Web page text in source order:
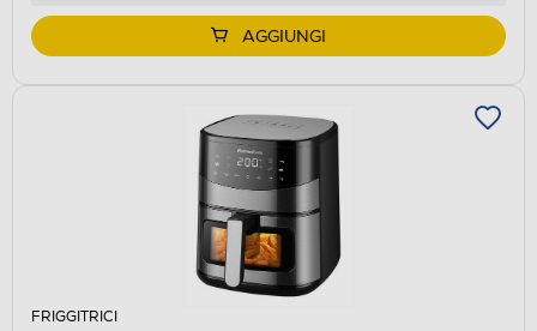
AGGIUNGI
FRIGGITRICI